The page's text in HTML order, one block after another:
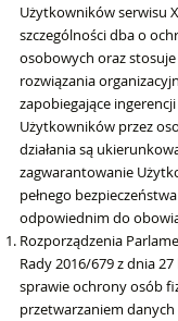
Użytkowników serwisu
szczególności dba o
osobowych oraz
rozwiązania
zapobiegające
Użytkowników przez
działania są
zagwarantowanie
pełnego
odpowiednim do
Rozporządzenia
Rady 2016/679 z dnia
sprawie ochrony osób
przetwarzaniem